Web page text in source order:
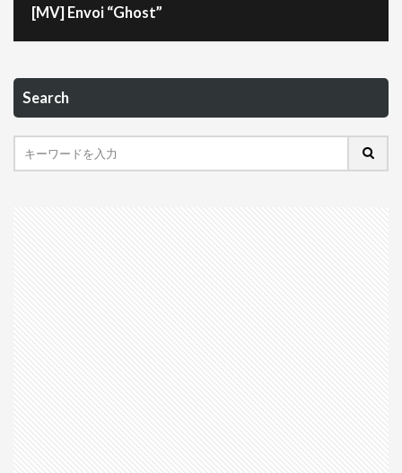
[MV] Envoi “Ghost”
Search